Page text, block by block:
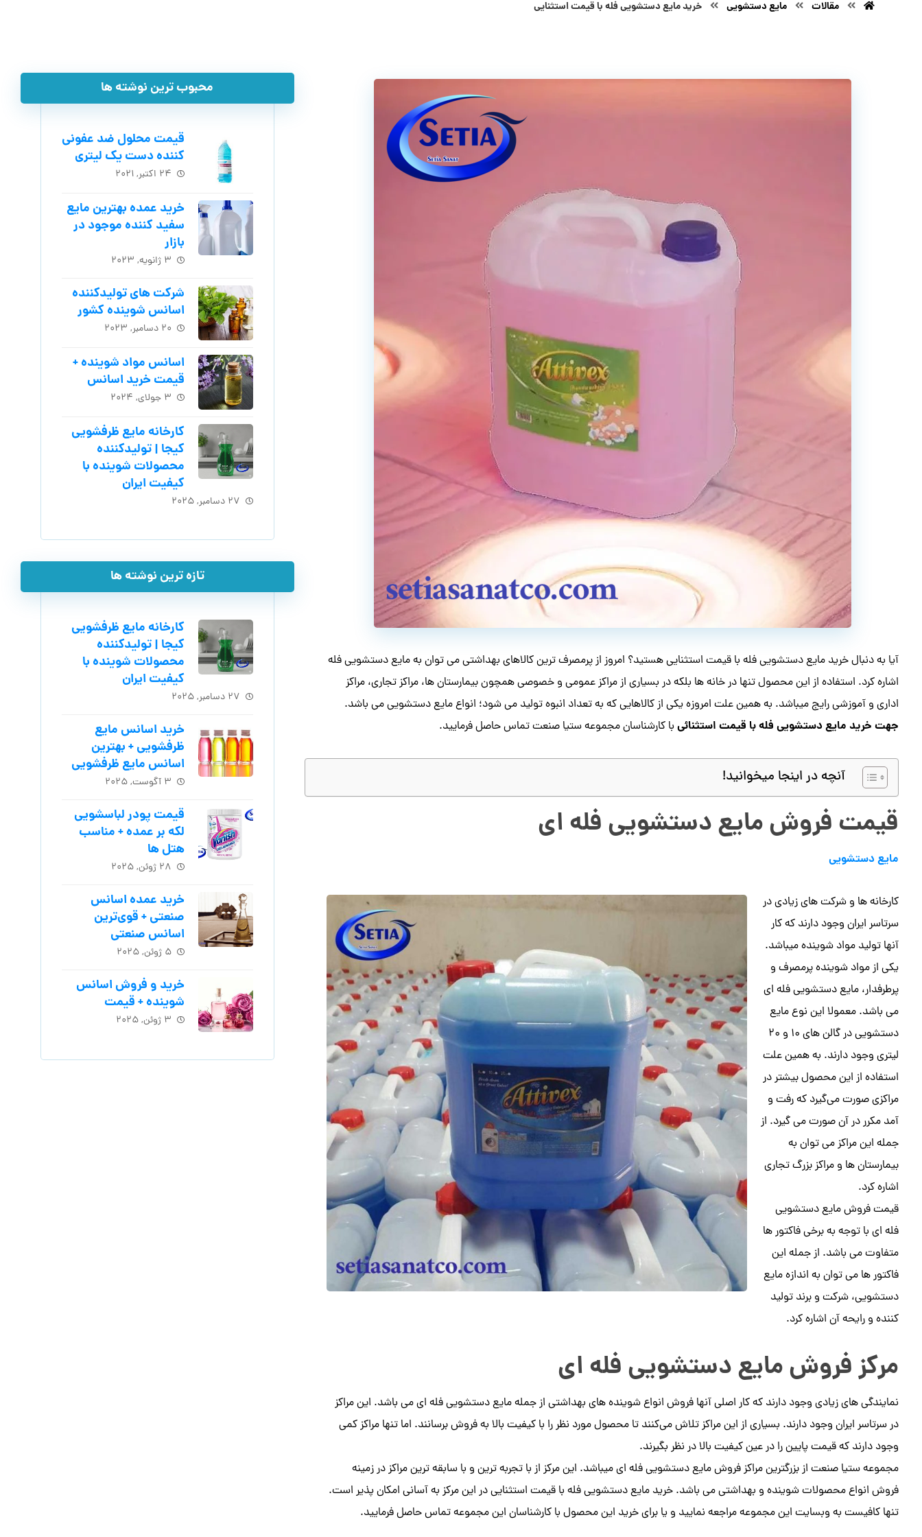
مقالات مایع دستشویی خرید مایع دستشویی فله با قیمت استثنایی
آیا به دنبال خرید مایع دستشویی فله با قیمت استثنایی هستید؟ امروز از پرمصرف ترین کالاهای بهداشتی می توان به مایع دستشویی فله
اشاره کرد. استفاده از این محصول تنها در خانه ها بلکه در بسیاری از مراکز عمومی و خصوصی همچون بیمارستان ها، مراکز تجاری، مراکز
اداری و آموزشی رایج میباشد. به همین علت امروزه یکی از کالاهایی که به تعداد انبوه تولید می شود؛ انواع مایع دستشویی می باشد.
جهت خرید مایع دستشویی فله با قیمت استثنائیبا کارشناسان مجموعه ستیا صنعت تماس حاصل فرمایید.
آنچه در اینجا میخوانید!
قیمت فروش مایع دستشویی فله ای
مایع دستشویی
کارخانه ها و شرکت های زیادی در
سرتاسر ایران وجود دارند که کار
آنها تولید مواد شوینده میباشد.
یکی از مواد شوینده پرمصرف و
پرطرفدار، مایع دستشویی فله ای
می باشد. معمولا این نوع مایع
دستشویی در گالن های ۱۰ و ۲۰
لیتری وجود دارند. به همین علت
استفاده از این محصول بیشتر در
مراکزی صورت می‌گیرد که رفت و
آمد مکرر در آن صورت می گیرد. از
جمله این مراکز می توان به
بیمارستان ها و مراکز بزرگ تجاری
اشاره کرد.
قیمت فروش مایع دستشویی
فله ای با توجه به برخی فاکتور ها
متفاوت می باشد. از جمله این
فاکتور ها می توان به اندازه مایع
دستشویی، شرکت و برند تولید
کننده و رایحه آن اشاره کرد.
مرکز فروش مایع دستشویی فله ای
نمایندگی های زیادی وجود دارند که کار اصلی آنها فروش انواع شوینده های بهداشتی از جمله مایع دستشویی فله ای می باشد. این مراکز
در سرتاسر ایران وجود دارند. بسیاری از این مراکز تلاش می‌کنند تا محصول مورد نظر را با کیفیت بالا به فروش برسانند. اما تنها مراکز کمی
وجود دارند که قیمت پایین را در عین کیفیت بالا در نظر بگیرند.
مجموعه ستیا صنعت از بزرگترین مراکز فروش مایع دستشویی فله ای میباشد. این مرکز از با تجربه ترین و با سابقه ترین مراکز در زمینه
فروش انواع محصولات شوینده و بهداشتی می باشد. خرید مایع دستشویی فله با قیمت استثنایی در این مرکز به آسانی امکان پذیر است.
تنها کافیست به وبسایت این مجموعه مراجعه نمایید و یا برای خرید این محصول با کارشناسان این مجموعه تماس حاصل فرمایید.
محبوب ترین نوشته ها
قیمت محلول ضد عفونی
کننده دست یک لیتری
۲۴ اکتبر, ۲۰۲۱
خرید عمده بهترین مایع
سفید کننده موجود در
بازار
۳ ژانویه, ۲۰۲۳
شرکت های تولیدکننده
اسانس شوینده کشور
۲۰ دسامبر, ۲۰۲۳
اسانس مواد شوینده +
قیمت خرید اسانس
۳ جولای, ۲۰۲۴
کارخانه مایع ظرفشویی
کیجا | تولیدکننده
محصولات شوینده با
کیفیت ایران
۲۷ دسامبر, ۲۰۲۵
تازه ترین نوشته ها
کارخانه مایع ظرفشویی
کیجا | تولیدکننده
محصولات شوینده با
کیفیت ایران
۲۷ دسامبر, ۲۰۲۵
خرید اسانس مایع
ظرفشویی + بهترین
اسانس مایع ظرفشویی
۳ آگوست, ۲۰۲۵
قیمت پودر لباسشویی
لکه بر عمده + مناسب
هتل ها
۲۸ ژوئن, ۲۰۲۵
خرید عمده اسانس
صنعتی + قوی‌ترین
اسانس‌ صنعتی
۵ ژوئن, ۲۰۲۵
خرید و فروش اسانس
شوینده + قیمت
۳ ژوئن, ۲۰۲۵